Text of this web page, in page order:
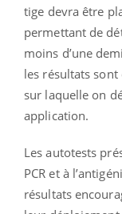
tige devra être
permettant de
moins d’une
les résultats
sur laquelle on
application.
Les autotests
PCR et à
résultats